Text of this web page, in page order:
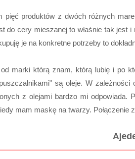
pięć produktów z dwóch różnych
do cery mieszanej to właśnie tak jest
je na konkretne potrzeby to
marki którą znam, którą lubię i po
są oleje. W
z olejami bardzo mi
mam maskę na twarzy. Połączenie